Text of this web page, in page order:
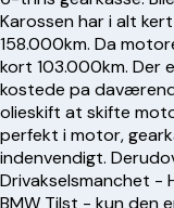
Karossen har i alt
158.000km. Da
kort 103.000km. Der
kostede pa
olieskift at skifte
perfekt i motor,
indenvendigt.
Drivakselsmanchet -
BMW Tilst - kun den